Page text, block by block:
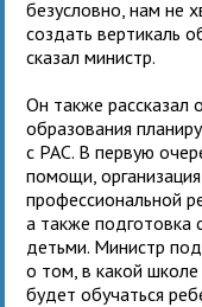
безусловно, нам не
создать вертикаль
сказал министр.
Он также рассказал
образования
с РАС. В первую
помощи,
профессиональной
а также подготовка
детьми. Министр
о том, в какой
будет обучаться